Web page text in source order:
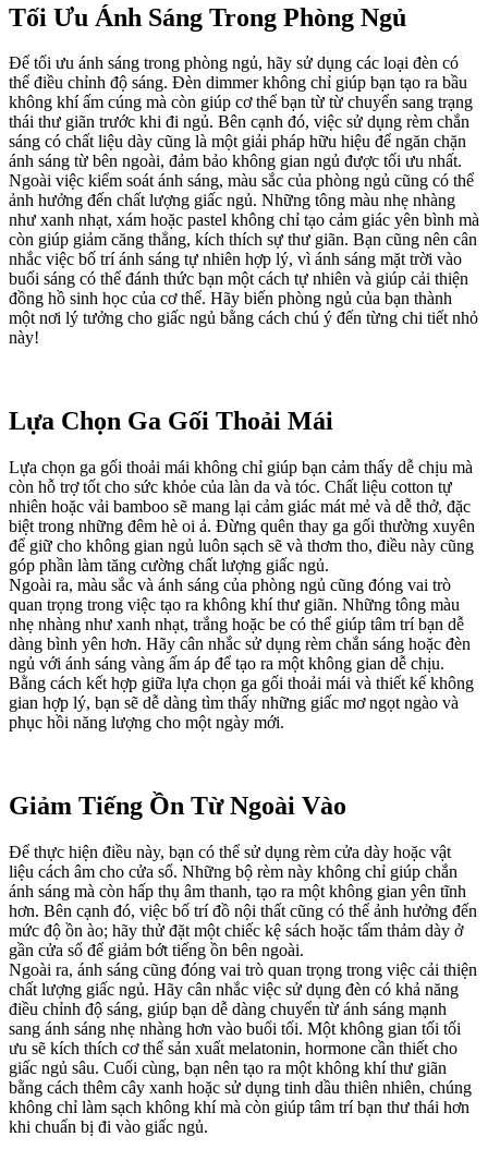
Tối Ưu Ánh Sáng Trong Phòng Ngủ
Để tối ưu ánh sáng trong phòng ngủ, hãy sử dụng các loại đèn có
thể điều chỉnh độ sáng. Đèn dimmer không chỉ giúp bạn tạo ra bầu
không khí ấm cúng mà còn giúp cơ thể bạn từ từ chuyển sang trạng
thái thư giãn trước khi đi ngủ. Bên cạnh đó, việc sử dụng rèm chắn
sáng có chất liệu dày cũng là một giải pháp hữu hiệu để ngăn chặn
ánh sáng từ bên ngoài, đảm bảo không gian ngủ được tối ưu nhất.
Ngoài việc kiểm soát ánh sáng, màu sắc của phòng ngủ cũng có thể
ảnh hưởng đến chất lượng giấc ngủ. Những tông màu nhẹ nhàng
như xanh nhạt, xám hoặc pastel không chỉ tạo cảm giác yên bình mà
còn giúp giảm căng thẳng, kích thích sự thư giãn. Bạn cũng nên cân
nhắc việc bố trí ánh sáng tự nhiên hợp lý, vì ánh sáng mặt trời vào
buổi sáng có thể đánh thức bạn một cách tự nhiên và giúp cải thiện
đồng hồ sinh học của cơ thể. Hãy biến phòng ngủ của bạn thành
một nơi lý tưởng cho giấc ngủ bằng cách chú ý đến từng chi tiết nhỏ
này!
Lựa Chọn Ga Gối Thoải Mái
Lựa chọn ga gối thoải mái không chỉ giúp bạn cảm thấy dễ chịu mà
còn hỗ trợ tốt cho sức khỏe của làn da và tóc. Chất liệu cotton tự
nhiên hoặc vải bamboo sẽ mang lại cảm giác mát mẻ và dễ thở, đặc
biệt trong những đêm hè oi ả. Đừng quên thay ga gối thường xuyên
để giữ cho không gian ngủ luôn sạch sẽ và thơm tho, điều này cũng
góp phần làm tăng cường chất lượng giấc ngủ.
Ngoài ra, màu sắc và ánh sáng của phòng ngủ cũng đóng vai trò
quan trọng trong việc tạo ra không khí thư giãn. Những tông màu
nhẹ nhàng như xanh nhạt, trắng hoặc be có thể giúp tâm trí bạn dễ
dàng bình yên hơn. Hãy cân nhắc sử dụng rèm chắn sáng hoặc đèn
ngủ với ánh sáng vàng ấm áp để tạo ra một không gian dễ chịu.
Bằng cách kết hợp giữa lựa chọn ga gối thoải mái và thiết kế không
gian hợp lý, bạn sẽ dễ dàng tìm thấy những giấc mơ ngọt ngào và
phục hồi năng lượng cho một ngày mới.
Giảm Tiếng Ồn Từ Ngoài Vào
Để thực hiện điều này, bạn có thể sử dụng rèm cửa dày hoặc vật
liệu cách âm cho cửa sổ. Những bộ rèm này không chỉ giúp chắn
ánh sáng mà còn hấp thụ âm thanh, tạo ra một không gian yên tĩnh
hơn. Bên cạnh đó, việc bố trí đồ nội thất cũng có thể ảnh hưởng đến
mức độ ồn ào; hãy thử đặt một chiếc kệ sách hoặc tấm thảm dày ở
gần cửa sổ để giảm bớt tiếng ồn bên ngoài.
Ngoài ra, ánh sáng cũng đóng vai trò quan trọng trong việc cải thiện
chất lượng giấc ngủ. Hãy cân nhắc việc sử dụng đèn có khả năng
điều chỉnh độ sáng, giúp bạn dễ dàng chuyển từ ánh sáng mạnh
sang ánh sáng nhẹ nhàng hơn vào buổi tối. Một không gian tối tối
ưu sẽ kích thích cơ thể sản xuất melatonin, hormone cần thiết cho
giấc ngủ sâu. Cuối cùng, bạn nên tạo ra một không khí thư giãn
bằng cách thêm cây xanh hoặc sử dụng tinh dầu thiên nhiên, chúng
không chỉ làm sạch không khí mà còn giúp tâm trí bạn thư thái hơn
khi chuẩn bị đi vào giấc ngủ.